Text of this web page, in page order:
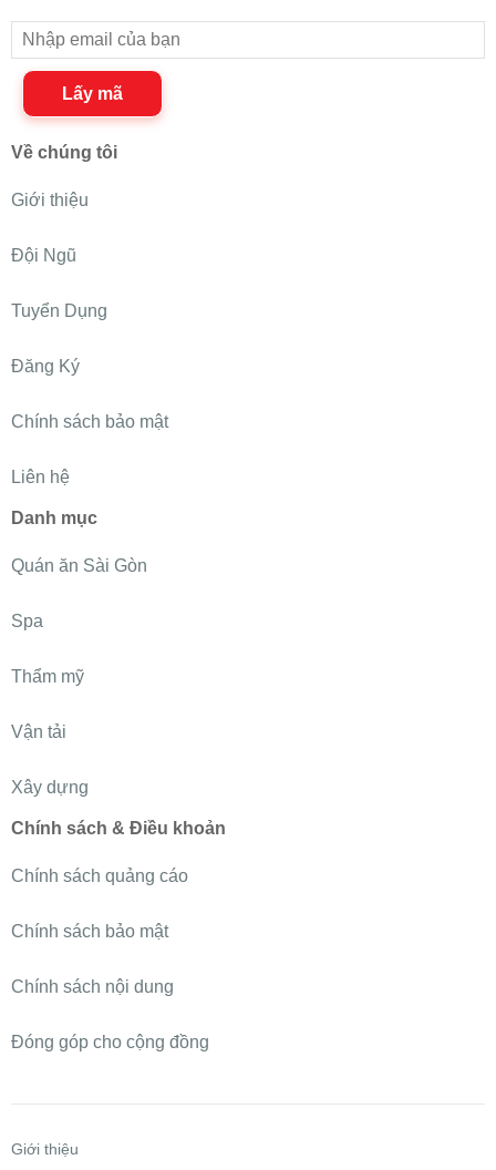
Lấy mã
Về chúng tôi
Giới thiệu
Đội Ngũ
Tuyển Dụng
Đăng Ký
Chính sách bảo mật
Liên hệ
Danh mục
Quán ăn Sài Gòn
Spa
Thẩm mỹ
Vận tải
Xây dựng
Chính sách & Điều khoản
Chính sách quảng cáo
Chính sách bảo mật
Chính sách nội dung
Đóng góp cho cộng đồng
Giới thiệu